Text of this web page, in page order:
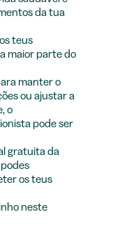
da tua
teus
maior parte do
manter o
ou ajustar a
o
pode ser
gratuita da
os teus
neste